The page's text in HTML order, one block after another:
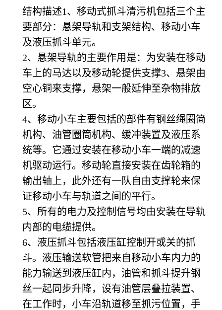
结构描述1、移动式抓斗清污机包括三个主
要部分：悬架导轨和支架结构、移动小车
及液压抓斗单元。
2、悬架导轨的主要作用是：为安装在移动
车上的马达以及移动轮提供支撑3、悬架由
空心铜来支撑，悬架一般延伸至杂物排放
区。
4、移动小车主要包括的部件有钢丝绳圈简
机构、油管圈筒机构、缓冲装置及液压系
统等。它通过安装在移动小车一端的减速
机驱动运行。移动轮直接安装在齿轮箱的
输出轴上，此外还有一队自由支撑轮来保
证移动小车与轨道之间的平行。
5、所有的电力及控制信号均由安装在导轨
内部的电缆提供。
6、液压抓斗包括液压缸控制开或关的抓
斗。液压输送软管把来自移动小车内力的
能力输送到液压缸内，油管和抓斗提升钢
丝一起同步升降，设有油管层叠拉装置、
在工作时，小车沿轨道移至抓污位置，手